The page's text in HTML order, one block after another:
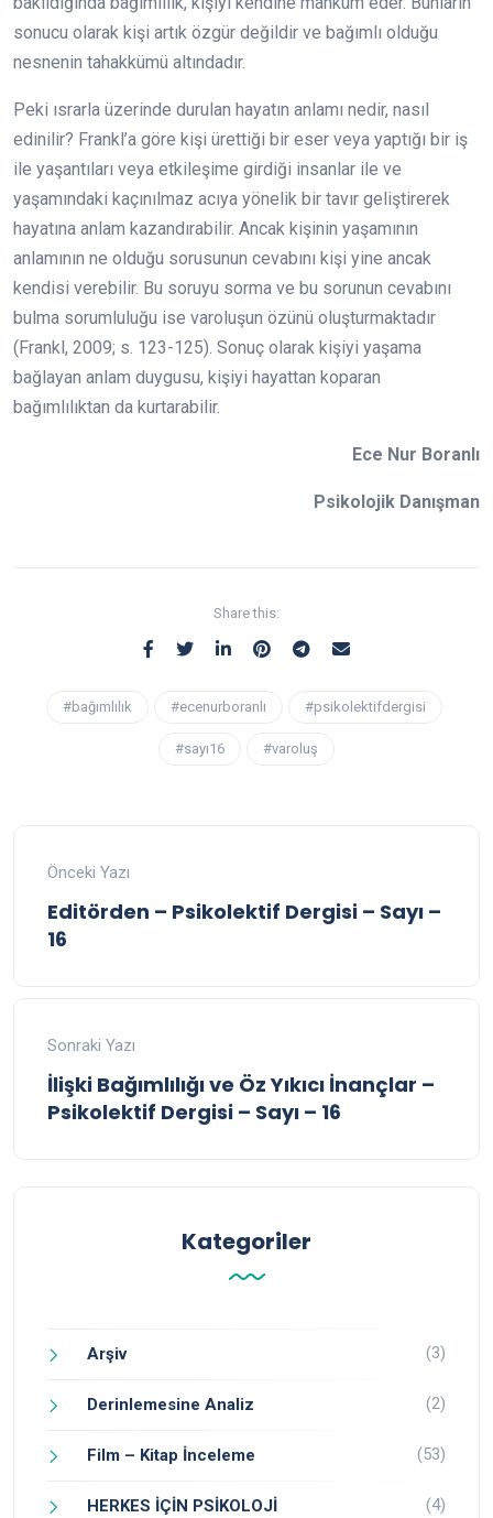
sonucu olarak kişi artık özgür değildir ve bağımlı olduğu
nesnenin tahakkümü altındadır.
Peki ısrarla üzerinde durulan hayatın anlamı nedir, nasıl
edinilir? Frankl’a göre kişi ürettiği bir eser veya yaptığı bir iş
ile yaşantıları veya etkileşime girdiği insanlar ile ve
yaşamındaki kaçınılmaz acıya yönelik bir tavır geliştirerek
hayatına anlam kazandırabilir. Ancak kişinin yaşamının
anlamının ne olduğu sorusunun cevabını kişi yine ancak
kendisi verebilir. Bu soruyu sorma ve bu sorunun cevabını
bulma sorumluluğu ise varoluşun özünü oluşturmaktadır
(Frankl, 2009; s. 123-125). Sonuç olarak kişiyi yaşama
bağlayan anlam duygusu, kişiyi hayattan koparan
bağımlılıktan da kurtarabilir.
Ece Nur Boranlı
Psikolojik Danışman
Share this:
#bağımlılık #ecenurboranlı #psikolektifdergisi
#sayı16 #varoluş
Önceki Yazı
Editörden – Psikolektif Dergisi – Sayı –
16
Sonraki Yazı
İlişki Bağımlılığı ve Öz Yıkıcı İnançlar –
Psikolektif Dergisi – Sayı – 16
Kategoriler
Arşiv (3)
Derinlemesine Analiz (2)
Film – Kitap İnceleme (53)
HERKES İÇİN PSİKOLOJİ (4)